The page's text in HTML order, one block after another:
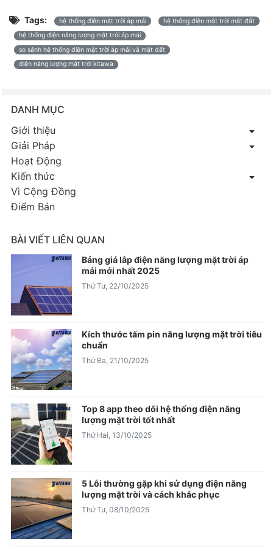
Tags: hệ thống điện mặt trời áp mái
hệ thống điện mặt trời mặt đất
hệ thống điện năng lượng mặt trời áp mái
so sánh hệ thống điện mặt trời áp mái và mặt đất
điện năng lượng mặt trời kitawa
DANH MỤC
Giới thiệu
Giải Pháp
Hoạt Động
Kiến thức
Vì Cộng Đồng
Điểm Bán
BÀI VIẾT LIÊN QUAN
Bảng giá lắp điện năng lượng mặt trời áp
mái mới nhất 2025
Thứ Tư, 22/10/2025
Kích thước tấm pin năng lượng mặt trời tiêu
chuẩn
Thứ Ba, 21/10/2025
Top 8 app theo dõi hệ thống điện năng
lượng mặt trời tốt nhất
Thứ Hai, 13/10/2025
5 Lỗi thường gặp khi sử dụng điện năng
lượng mặt trời và cách khắc phục
Thứ Tư, 08/10/2025